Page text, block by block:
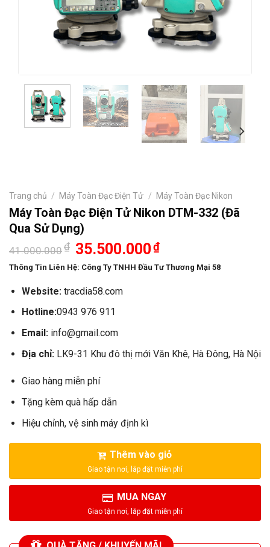
Trang chủ / Máy Toàn Đạc Điện Tử / Máy Toàn Đạc Nikon
Máy Toàn Đạc Điện Tử Nikon DTM-332 (Đã
Qua Sử Dụng)
41.000.000₫ Giá
gốc
là:
35.500.000₫Giá
tại
Thông Tin Liên Hệ: Công Ty TNHH Đầu Tư Thương Mại 58
Website:tracdia58.com
Hotline:0943 976 911
Email:info@gmail.com
Địa chỉ:LK9-31 Khu đô thị mới Văn Khê, Hà Đông, Hà Nội
Giao hàng miễn phí
Tặng kèm quà hấp dẫn
Hiệu chỉnh, vệ sinh máy định kì
Thêm vào giỏ
MUA NGAY